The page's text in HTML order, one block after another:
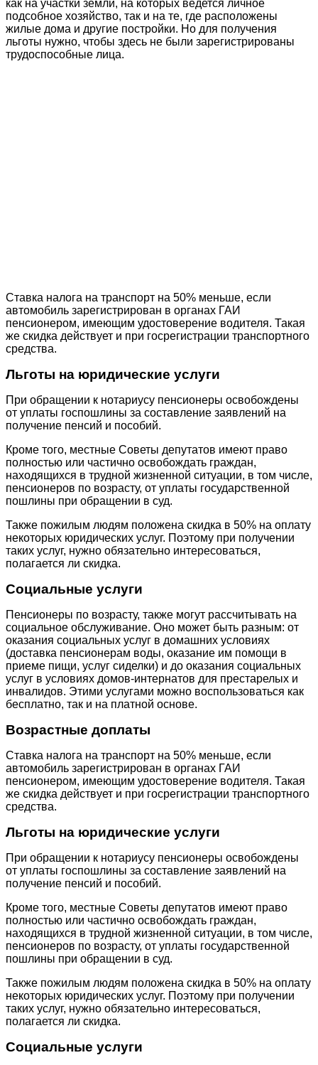
как на участки земли, на которых ведется личное
подсобное хозяйство, так и на те, где расположены
жилые дома и другие постройки. Но для получения
льготы нужно, чтобы здесь не были зарегистрированы
трудоспособные лица.
Ставка налога на транспорт на 50% меньше, если
автомобиль зарегистрирован в органах ГАИ
пенсионером, имеющим удостоверение водителя. Такая
же скидка действует и при госрегистрации транспортного
средства.
Льготы на юридические услуги
При обращении к нотариусу пенсионеры освобождены
от уплаты госпошлины за составление заявлений на
получение пенсий и пособий.
Кроме того, местные Советы депутатов имеют право
полностью или частично освобождать граждан,
находящихся в трудной жизненной ситуации, в том числе,
пенсионеров по возрасту, от уплаты государственной
пошлины при обращении в суд.
Также пожилым людям положена скидка в 50% на оплату
некоторых юридических услуг. Поэтому при получении
таких услуг, нужно обязательно интересоваться,
полагается ли скидка.
Социальные услуги
Пенсионеры по возрасту, также могут рассчитывать на
социальное обслуживание. Оно может быть разным: от
оказания социальных услуг в домашних условиях
(доставка пенсионерам воды, оказание им помощи в
приеме пищи, услуг сиделки) и до оказания социальных
услуг в условиях домов-интернатов для престарелых и
инвалидов. Этими услугами можно воспользоваться как
бесплатно, так и на платной основе.
Возрастные доплаты
Ставка налога на транспорт на 50% меньше, если
автомобиль зарегистрирован в органах ГАИ
пенсионером, имеющим удостоверение водителя. Такая
же скидка действует и при госрегистрации транспортного
средства.
Льготы на юридические услуги
При обращении к нотариусу пенсионеры освобождены
от уплаты госпошлины за составление заявлений на
получение пенсий и пособий.
Кроме того, местные Советы депутатов имеют право
полностью или частично освобождать граждан,
находящихся в трудной жизненной ситуации, в том числе,
пенсионеров по возрасту, от уплаты государственной
пошлины при обращении в суд.
Также пожилым людям положена скидка в 50% на оплату
некоторых юридических услуг. Поэтому при получении
таких услуг, нужно обязательно интересоваться,
полагается ли скидка.
Социальные услуги